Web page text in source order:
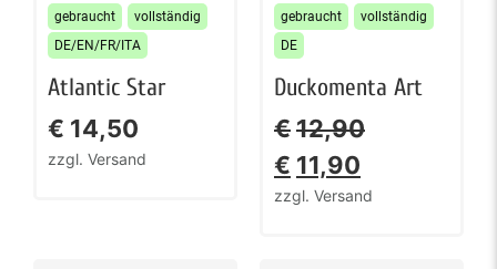
gebraucht
vollständig
DE/EN/FR/ITA
Atlantic Star
€ 14,50
zzgl. Versand
gebraucht
vollständig
DE
Duckomenta Art
€12,90
€ 11,90
zzgl. Versand